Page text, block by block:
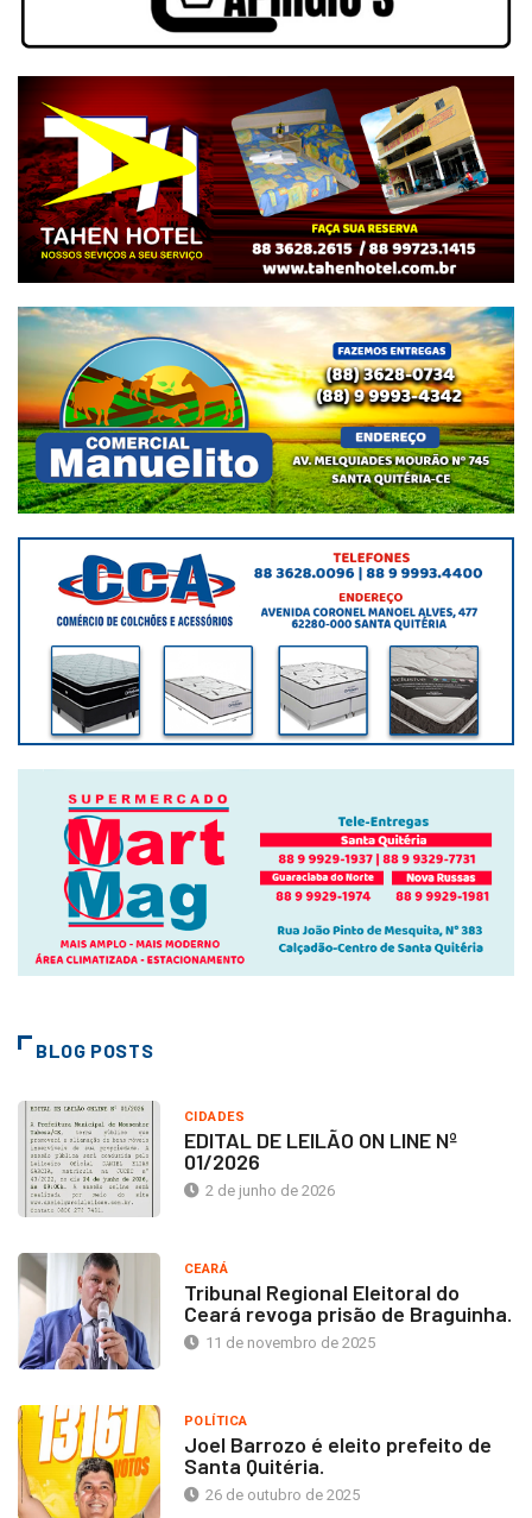
BLOG POSTS
CIDADES
EDITAL DE LEILÃO ON LINE Nº
01/2026
2 de junho de 2026
CEARÁ
Tribunal Regional Eleitoral do
Ceará revoga prisão de Braguinha.
11 de novembro de 2025
POLÍTICA
Joel Barrozo é eleito prefeito de
Santa Quitéria.
26 de outubro de 2025